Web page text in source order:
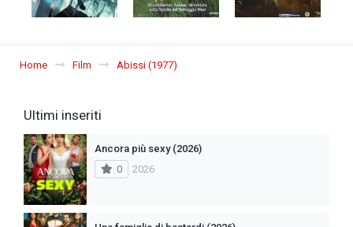
Home Film Abissi (1977)
Ultimi inseriti
Ancora più sexy (2026)
0
2026